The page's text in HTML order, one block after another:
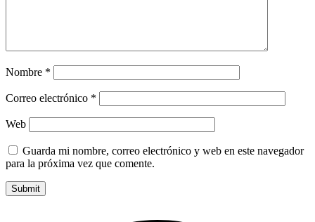
Nombre *
Correo electrónico *
Web
Guarda mi nombre, correo electrónico y web en este navegador
para la próxima vez que comente.